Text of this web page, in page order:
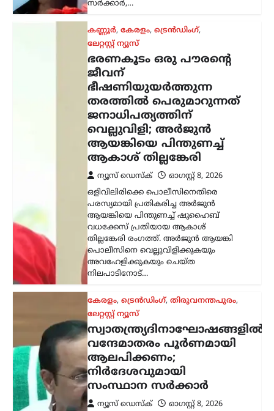
അവഹേളിക്കുകയും ചെയ്ത
കേരളം ,ട്രെൻഡിംഗ്
ലേറ്റസ്റ്റ് ന്യൂസ്
സ്വാതന്ത്ര്യദിനാഘോഷങ്ങളിൽ
വന്ദേമാതരം പൂർണമായി
ആലപിക്കണം;
നിർദേശവുമായി
സംസ്ഥാന സർക്കാർ
ന്യൂസ് ഡെസ്ക്
ഓഗസ്റ്റ്‌ 8, 2026
സ്വാതന്ത്ര്യദിനാഘോഷങ്ങളിൽ
വന്ദേമാതരം മുഴുവനായും
ആലപിക്കണമെന്ന നിർദേശവുമായി
സംസ്ഥാന സർക്കാർ. ചീഫ് സെക്രട്ടറി
തദ്ദേശ വകുപ്പ് സെക്രട്ടറിക്ക് നൽകിയ
കത്തിലൂടെയാണ് നിർദേശം
കൈമാറിയത്. കേന്ദ്ര സർക്കാർ
വന്ദേമാതരം ആലപിക്കുന്നതുമായി…
അന്താരാഷ്ട്രം,
ലേറ്റസ്റ്റ് ന്യൂസ്
ഇന്ത്യക്കും ചൈനക്കും
തിരിച്ചടി; റഷ്യൻ എണ്ണ
വാങ്ങുന്ന രാജ്യങ്ങൾക്ക്
100% വരെ തീരുവ;
നിർണായക ബില്ലിന്
യുഎസ് സെനറ്റ്
അംഗീകാരം
ന്യൂസ് ഡെസ്ക്
ഓഗസ്റ്റ്‌ 8, 2026